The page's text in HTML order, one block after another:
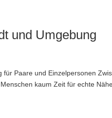
und Umgebung
Paare und Einzelpersonen
kaum Zeit für echte